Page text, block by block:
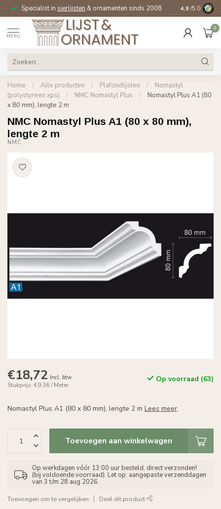
Specialist in sierlijsten & ornamenten sinds 2008 4.9 /5.0
MENU
0
Home / Alle producten / Plafondlijsten /
Nomastyl
(polystyreen xps)
/ NMC Nomastyl Plus /
Nomastyl Plus A1 (80
x 80 mm), lengte 2 m
NMC Nomastyl Plus A1 (80 x 80 mm),
lengte 2 m
NMC
€18,72 Incl. btw
Stukprijs: €9,36 / Meter
Op voorraad (63)
Nomastyl Plus A1 (80 x 80 mm), lengte 2 m Lees meer.
Toevoegen aan winkelwagen
Op werkdagen vóór 13:00 uur besteld, direct verzonden!
(bij voldoende voorraad). Let op: aangepaste verzenddagen
van 3 t/m 28 aug 2026.
Toevoegen om te vergelijken Deel dit product